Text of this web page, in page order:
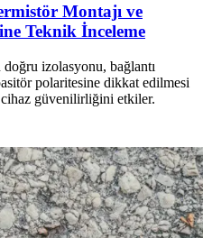
Montajı ve
Teknik İnceleme
izolasyonu, bağlantı
polaritesine dikkat edilmesi
güvenilirliğini etkiler.